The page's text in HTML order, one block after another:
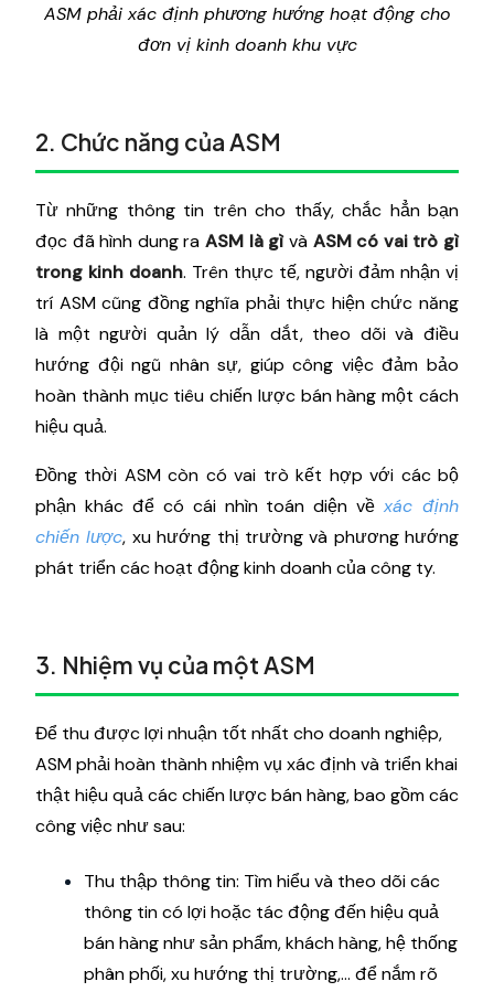
ASM phải xác định phương hướng hoạt động cho
đơn vị kinh doanh khu vực
2. Chức năng của ASM
Từ những thông tin trên cho thấy, chắc hẳn bạn
đọc đã hình dung ra ASM là gìvàASM có vai trò gì
trong kinh doanh. Trên thực tế, người đảm nhận vị
trí ASM cũng đồng nghĩa phải thực hiện chức năng
là một người quản lý dẫn dắt, theo dõi và điều
hướng đội ngũ nhân sự, giúp công việc đảm bảo
hoàn thành mục tiêu chiến lược bán hàng một cách
hiệu quả.
Đồng thời ASM còn có vai trò kết hợp với các bộ
phận khác để có cái nhìn toán diện vềxác định
chiến lược, xu hướng thị trường và phương hướng
phát triển các hoạt động kinh doanh của công ty.
3. Nhiệm vụ của một ASM
Để thu được lợi nhuận tốt nhất cho doanh nghiệp,
ASM phải hoàn thành nhiệm vụ xác định và triển khai
thật hiệu quả các chiến lược bán hàng, bao gồm các
công việc như sau:
Thu thập thông tin: Tìm hiểu và theo dõi các
thông tin có lợi hoặc tác động đến hiệu quả
bán hàng như sản phẩm, khách hàng, hệ thống
phân phối, xu hướng thị trường,... để nắm rõ